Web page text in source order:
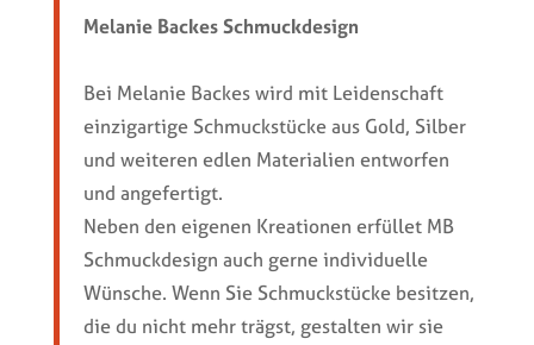
Melanie Backes Schmuckdesign
Bei Melanie Backes wird mit Leidenschaft
einzigartige Schmuckstücke aus Gold, Silber
und weiteren edlen Materialien entworfen
und angefertigt.
Neben den eigenen Kreationen erfüllet MB
Schmuckdesign auch gerne individuelle
Wünsche. Wenn Sie Schmuckstücke besitzen,
die du nicht mehr trägst, gestalten wir sie